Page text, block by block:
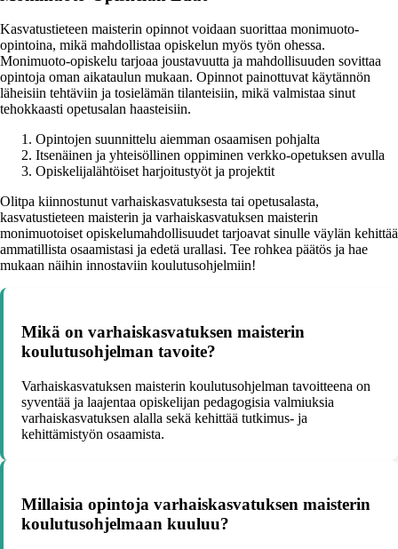
Kasvatustieteen maisterin opinnot voidaan suorittaa monimuoto-
opintoina, mikä mahdollistaa opiskelun myös työn ohessa.
Monimuoto-opiskelu tarjoaa joustavuutta ja mahdollisuuden sovittaa
opintoja oman aikataulun mukaan. Opinnot painottuvat käytännön
läheisiin tehtäviin ja tosielämän tilanteisiin, mikä valmistaa sinut
tehokkaasti opetusalan haasteisiin.
Opintojen suunnittelu aiemman osaamisen pohjalta
Itsenäinen ja yhteisöllinen oppiminen verkko-opetuksen avulla
Opiskelijalähtöiset harjoitustyöt ja projektit
Olitpa kiinnostunut varhaiskasvatuksesta tai opetusalasta,
kasvatustieteen maisterin ja varhaiskasvatuksen maisterin
monimuotoiset opiskelumahdollisuudet tarjoavat sinulle väylän kehittää
ammatillista osaamistasi ja edetä urallasi. Tee rohkea päätös ja hae
mukaan näihin innostaviin koulutusohjelmiin!
Mikä on varhaiskasvatuksen maisterin
koulutusohjelman tavoite?
Varhaiskasvatuksen maisterin koulutusohjelman tavoitteena on
syventää ja laajentaa opiskelijan pedagogisia valmiuksia
varhaiskasvatuksen alalla sekä kehittää tutkimus- ja
kehittämistyön osaamista.
Millaisia opintoja varhaiskasvatuksen maisterin
koulutusohjelmaan kuuluu?